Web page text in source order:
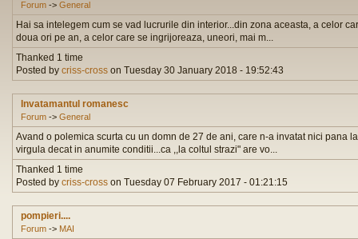
Forum -> General
Hai sa intelegem cum se vad lucrurile din interior...din zona aceasta, a celor
doua ori pe an, a celor care se ingrijoreaza, uneori, mai m...
Thanked 1 time
Posted by criss-cross on Tuesday 30 January 2018 - 19:52:43
Invatamantul romanesc
Forum -> General
Avand o polemica scurta cu un domn de 27 de ani, care n-a invatat nici pana
virgula decat in anumite conditii...ca ,,la coltul strazi" are vo...
Thanked 1 time
Posted by criss-cross on Tuesday 07 February 2017 - 01:21:15
pompieri....
Forum -> MAI